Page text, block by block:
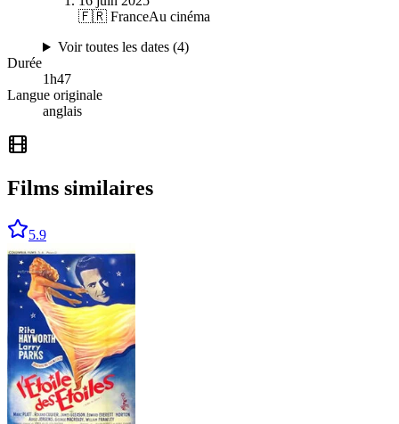
🇫🇷 FranceAu cinéma
Voir toutes les dates (4)
Durée
1h47
Langue originale
anglais
Films similaires
5.9